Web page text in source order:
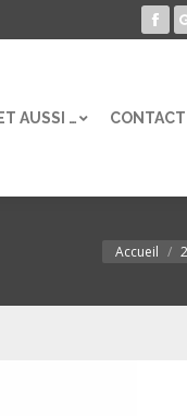
ET AUSSI … CONTACT
Vous êtes
Accueil